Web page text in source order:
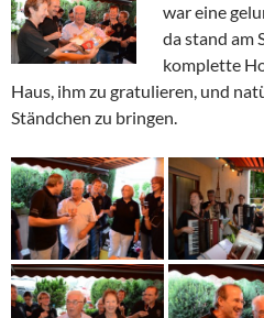
war eine
da stand am
komplette
Haus, ihm zu gratulieren, und
Ständchen zu bringen.